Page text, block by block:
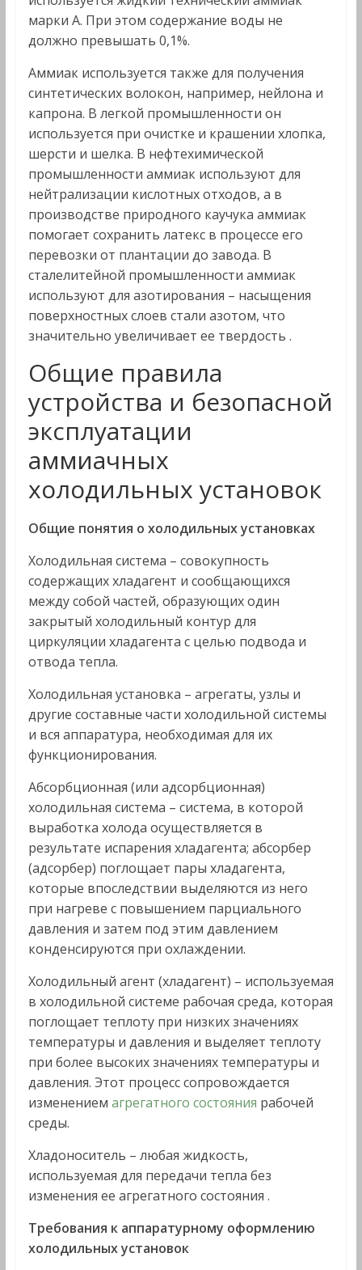
марки А. При этом содержание воды не
должно превышать 0,1%.
Аммиак используется также для получения
синтетических волокон, например, нейлона и
капрона. В легкой промышленности он
используется при очистке и крашении хлопка,
шерсти и шелка. В нефтехимической
промышленности аммиак используют для
нейтрализации кислотных отходов, а в
производстве природного каучука аммиак
помогает сохранить латекс в процессе его
перевозки от плантации до завода. В
сталелитейной промышленности аммиак
используют для азотирования – насыщения
поверхностных слоев стали азотом, что
значительно увеличивает ее твердость .
Общие правила
устройства и безопасной
эксплуатации
аммиачных
холодильных установок
Общие понятия о холодильных установках
Холодильная система – совокупность
содержащих хладагент и сообщающихся
между собой частей, образующих один
закрытый холодильный контур для
циркуляции хладагента с целью подвода и
отвода тепла.
Холодильная установка – агрегаты, узлы и
другие составные части холодильной системы
и вся аппаратура, необходимая для их
функционирования.
Абсорбционная (или адсорбционная)
холодильная система – система, в которой
выработка холода осуществляется в
результате испарения хладагента; абсорбер
(адсорбер) поглощает пары хладагента,
которые впоследствии выделяются из него
при нагреве с повышением парциального
давления и затем под этим давлением
конденсируются при охлаждении.
Холодильный агент (хладагент) – используемая
в холодильной системе рабочая среда, которая
поглощает теплоту при низких значениях
температуры и давления и выделяет теплоту
при более высоких значениях температуры и
давления. Этот процесс сопровождается
изменением агрегатного состояния рабочей
среды.
Хладоноситель – любая жидкость,
используемая для передачи тепла без
изменения ее агрегатного состояния .
Требования к аппаратурному оформлению
холодильных установок